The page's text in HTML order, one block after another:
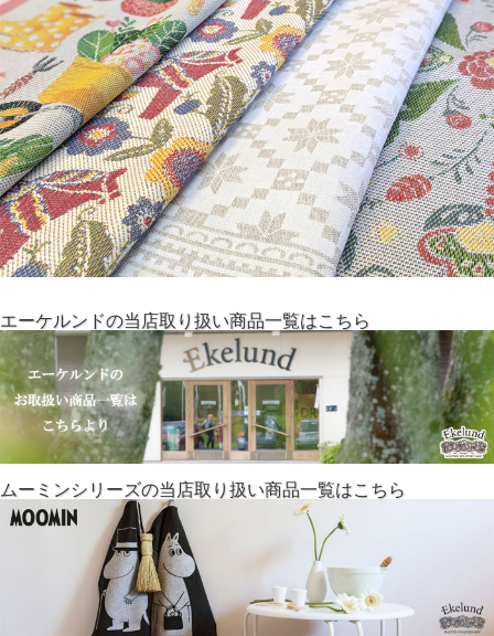
エーケルンドの当店取り扱い商品一覧はこちら
ムーミンシリーズの当店取り扱い商品一覧はこちら